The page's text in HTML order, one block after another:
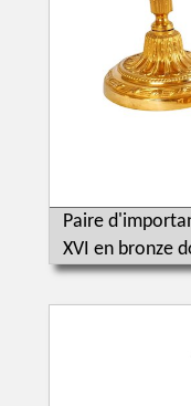
Paire
XVI en bronze